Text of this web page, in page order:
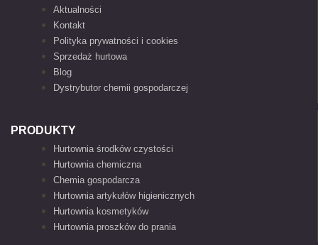
Aktualności
Kontakt
Polityka prywatności i cookies
Sprzedaż hurtowa
Blog
Dystrybutor chemii gospodarczej
PRODUKTY
Hurtownia środków czystości
Hurtownia chemiczna
Chemia gospodarcza
Hurtownia artykułów higienicznych
Hurtownia kosmetyków
Hurtownia proszków do prania